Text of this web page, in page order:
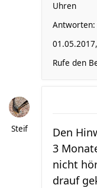
Uhren
Antworten:
Rufe den
Steif
Den
3
nicht
drauf